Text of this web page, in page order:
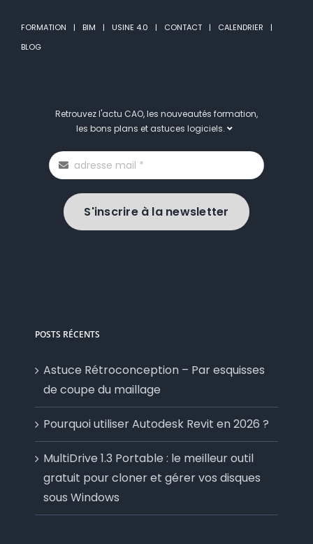
FORMATION BIM USINE 4.0 CONTACT
CALENDRIER
BLOG
Retrouvez l'actu CAO, les nouveautés formation,
les bons plans et astuces logiciels.
S'inscrire à la newsletter
POSTS RÉCENTS
Astuce Rétroconception – Par esquisses
de coupe du maillage
Pourquoi utiliser Autodesk Revit en 2026 ?
MultiDrive 1.3 Portable : le meilleur outil
gratuit pour cloner et gérer vos disques
sous Windows